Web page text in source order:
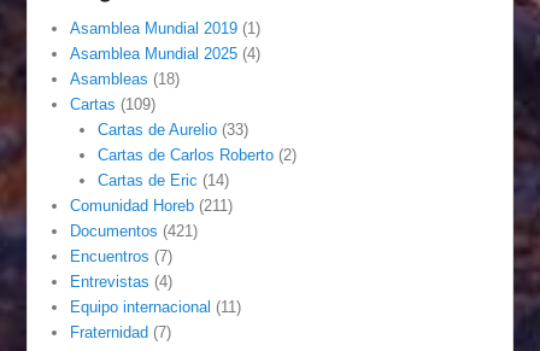
Asamblea Mundial 2019 (1)
Asamblea Mundial 2025 (4)
Asambleas (18)
Cartas (109)
Cartas de Aurelio(33)
Cartas de Carlos Roberto(2)
Cartas de Eric (14)
Comunidad Horeb (211)
Documentos (421)
Encuentros (7)
Entrevistas (4)
Equipo internacional (11)
Fraternidad (7)